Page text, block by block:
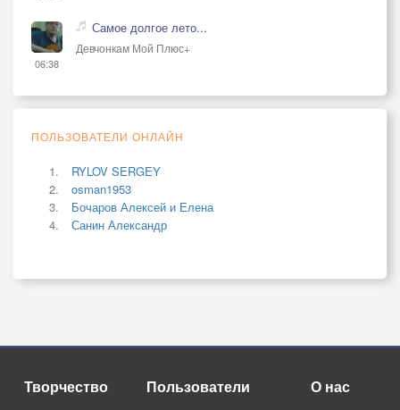
06:38
Самое долгое лето...
Девчонкам Мой Плюс+
ПОЛЬЗОВАТЕЛИ ОНЛАЙН
RYLOV SERGEY
osman1953
Бочаров Алексей и Елена
Санин Александр
Творчество Пользователи О нас